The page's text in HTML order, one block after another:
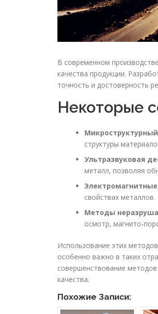
В современном
качества продукции.
точность и достоверность
Некоторые
структуры
Ультразвуковая
металл, позволяя
свойствах металлов.
Методы
осмотр, магнито-
Использование этих
особенно важно в таких
совершенствование
качества.
Похожие Записи: